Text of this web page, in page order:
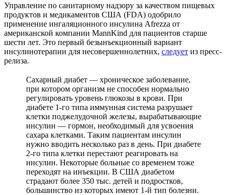
Управление по санитарному надзору за качеством пищевых
продуктов и медикаментов США (FDA) одобрило
применение ингаляционного инсулина Afrezza от
американской компании MannKind для пациентов старше
шести лет. Это первый безынъекционный вариант
инсулинотерапии для несовершеннолетних, следует из пресс-
релиза.
Сахарный диабет — хроническое заболевание,
при котором организм не способен нормально
регулировать уровень глюкозы в крови. При
диабете 1-го типа иммунная система разрушает
клетки поджелудочной железы, вырабатывающие
инсулин — гормон, необходимый для усвоения
сахара клетками. Таким пациентам инсулин
нужно вводить несколько раз в день. При диабете
2-го типа клетки перестают реагировать на
инсулин. Некоторые больные со временем тоже
переходят на инъекции. В США диабетом
страдают более 350 тыс. детей и подростков,
большинство из которых имеют 1-й тип болезни.